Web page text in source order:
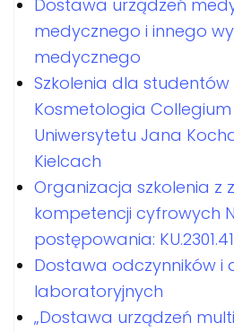
Dostawa urządzeń
medycznego i innego
medycznego
Szkolenia dla studentów
Kosmetologia
Uniwersytetu Jana
Kielcach
Organizacja szkolenia z
kompetencji cyfrowych
postępowania:
Dostawa odczynników i
laboratoryjnych
„Dostawa urządzeń